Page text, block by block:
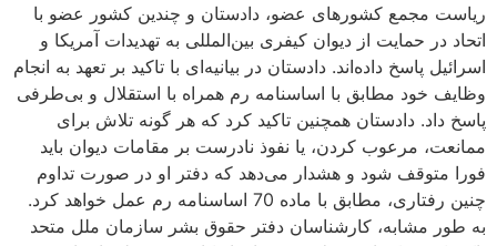
ریاست مجمع کشورهای عضو، دادستان و چندین کشور عضو با
اتحاد در حمایت از دیوان کیفری بین‌المللی به تهدیدات آمریکا و
اسرائیل پاسخ داده‌اند. دادستان در بیانیه‌ای با تاکید بر تعهد به انجام
وظایف خود مطابق با اساسنامه رم همراه با استقلال و بی‌طرفی
پاسخ داد. دادستان همچنین تاکید کرد که هر گونه تلاش برای
ممانعت، مرعوب کردن، یا نفوذ نادرست بر مقامات دیوان باید
فورا متوقف شود و هشدار می‌دهد که دفتر او در صورت تداوم
چنین رفتاری، مطابق با ماده 70 اساسنامه رم عمل خواهد کرد.
به طور مشابه، کارشناسان دفتر حقوق بشر سازمان ملل متحد